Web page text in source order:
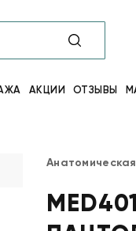
АКЦИИ ОТЗЫВЫ